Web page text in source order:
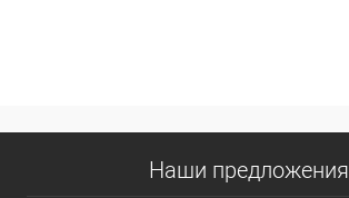
Наши предложения